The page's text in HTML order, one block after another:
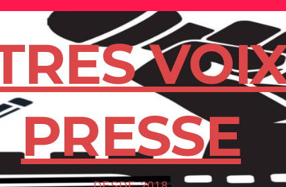
PRESSE